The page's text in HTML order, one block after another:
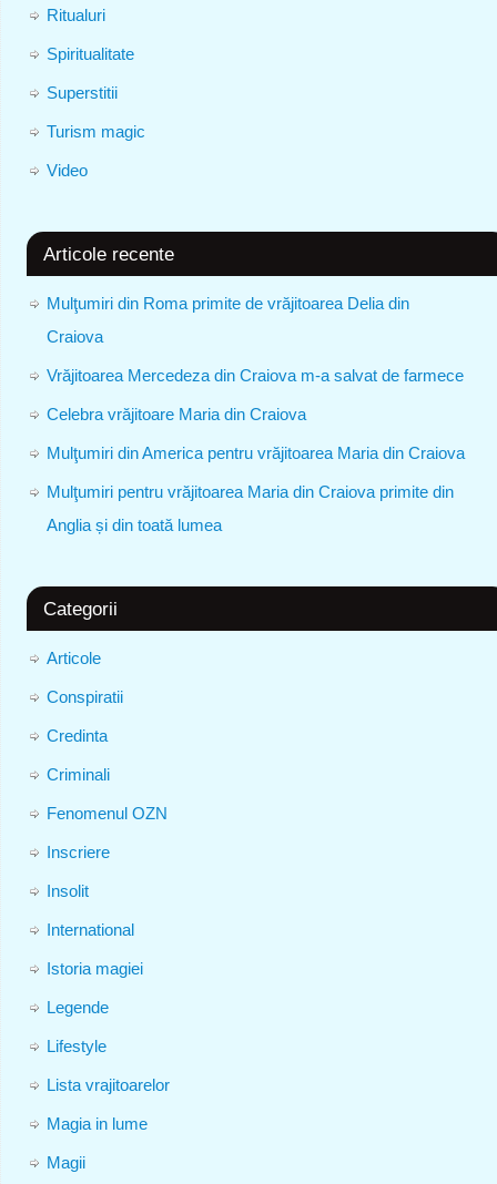
Ritualuri
Spiritualitate
Superstitii
Turism magic
Video
Articole recente
Mulţumiri din Roma primite de vrăjitoarea Delia din
Craiova
Vrăjitoarea Mercedeza din Craiova m-a salvat de farmece
Celebra vrăjitoare Maria din Craiova
Mulţumiri din America pentru vrăjitoarea Maria din Craiova
Mulţumiri pentru vrăjitoarea Maria din Craiova primite din
Anglia și din toată lumea
Categorii
Articole
Conspiratii
Credinta
Criminali
Fenomenul OZN
Inscriere
Insolit
International
Istoria magiei
Legende
Lifestyle
Lista vrajitoarelor
Magia in lume
Magii